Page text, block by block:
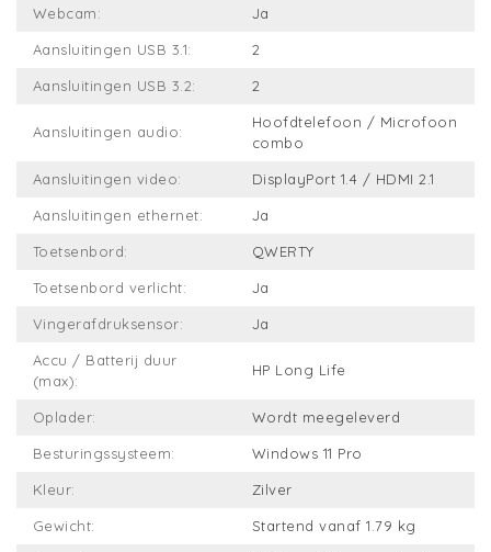
Webcam: Ja
Aansluitingen USB 3.1: 2
Aansluitingen USB 3.2: 2
Aansluitingen audio:
Hoofdtelefoon / Microfoon
combo
Aansluitingen video: DisplayPort 1.4 / HDMI 2.1
Aansluitingen ethernet: Ja
Toetsenbord: QWERTY
Toetsenbord verlicht: Ja
Vingerafdruksensor: Ja
Accu / Batterij duur
(max):
HP Long Life
Oplader: Wordt meegeleverd
Besturingssysteem: Windows 11 Pro
Kleur: Zilver
Gewicht: Startend vanaf 1.79 kg